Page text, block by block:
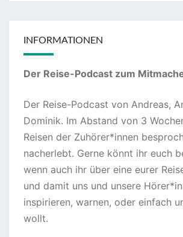
INFORMATIONEN
Der Reise-Podcast zum
Der Reise-Podcast von Andreas,
Dominik. Im Abstand von 3
Reisen der Zuhörer*innen
nacherlebt. Gerne könnt ihr euch
wenn auch ihr über eine eurer
und damit uns und unsere
inspirieren, warnen, oder einfach
wollt.